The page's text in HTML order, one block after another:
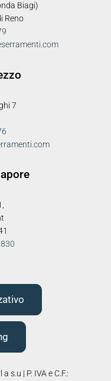
Biagi)
Reno
7
s.u | P. IVA e C.F.: